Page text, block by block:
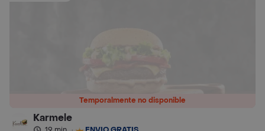
Temporalmente no disponible
Karmele